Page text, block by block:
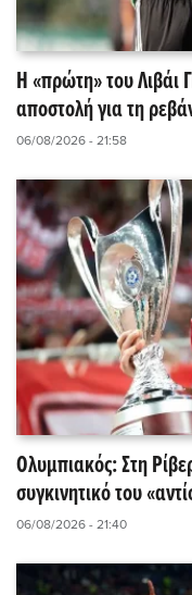
Η «πρώτη» του Λιβάι
αποστολή για τη
06/08/2026 - 21:58
Ολυμπιακός: Στη
συγκινητικό του
06/08/2026 - 21:40